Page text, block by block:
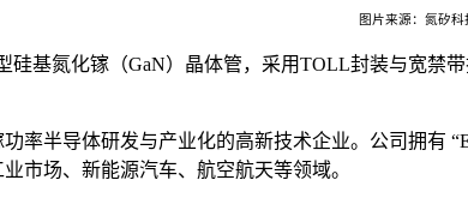
图片来源：氮矽科
硅基氮化镓（GaN）晶体管，采用TOLL封装与宽
率半导体研发与产业化的高新技术企业。公司拥有
市场、新能源汽车、航空航天等领域。